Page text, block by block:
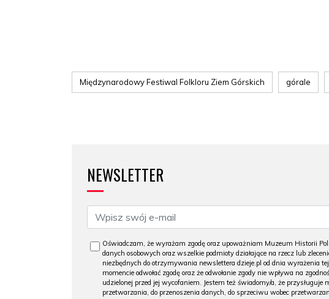
Międzynarodowy Festiwal Folkloru Ziem Górskich górale
NEWSLETTER
Oświadczam, że wyrażam zgodę oraz upoważniam Muzeum Historii
danych osobowych oraz wszelkie podmioty działające na rzecz lub
niezbędnych do otrzymywania newslettera dzieje.pl od dnia wyrażenia
momencie odwołać zgodę oraz że odwołanie zgody nie wpływa na
udzielonej przed jej wycofaniem. Jestem też świadomy/a, że
przetwarzania, do przenoszenia danych, do sprzeciwu wobec